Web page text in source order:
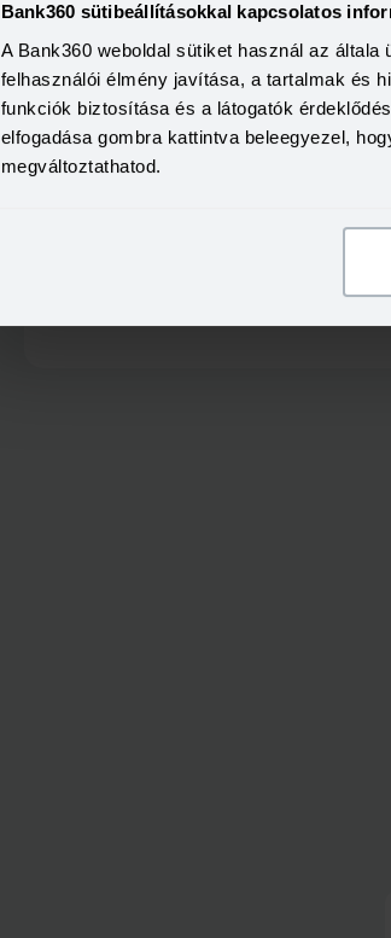
Bank360 sütibeállításokkal kapcsolatos
A Bank360 weboldal sütiket használ az
felhasználói élmény javítása, a tartalmak és
funkciók biztosítása és a látogatók
elfogadása gombra kattintva beleegyezel,
megváltoztathatod.
MBH Személyi Kölcsön 400+
10,00 -
KAMAT
9,39 -
500
15,70 -
14,49 -